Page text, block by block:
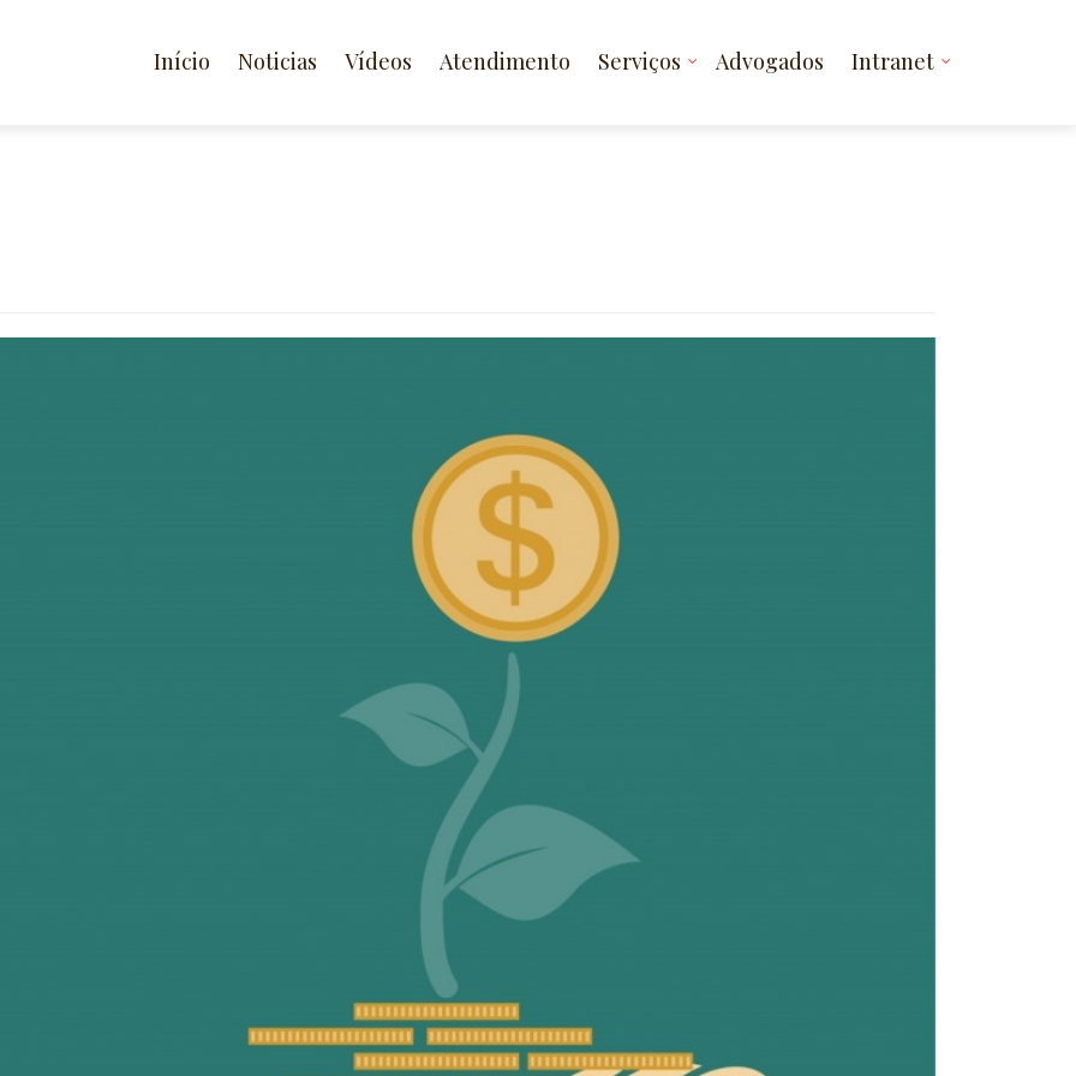
Início Noticias Vídeos Atendimento Serviços Advogados Intranet